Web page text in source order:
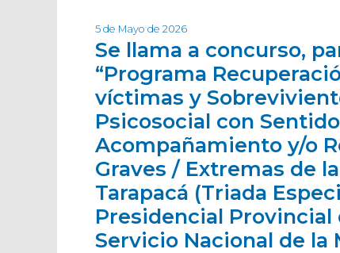
5 de Mayo de 2026
Se llama a concurso,
“Programa
víctimas y
Psicosocial con
Acompañamiento y/o
Graves / Extremas de
Tarapacá (Triada
Presidencial Provincial
Servicio Nacional de la